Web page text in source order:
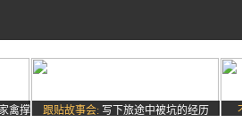
禽撑
跟贴故事会: 写下旅途中被坑的经历